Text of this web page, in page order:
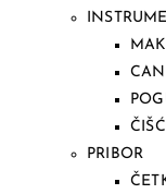
PRIBOR